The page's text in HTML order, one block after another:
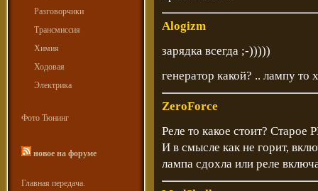
Разговорчики
Трансмиссия
Химия
Ходовая
Электрика
Фото Тюнинг
новое на форуме
Главная передача.
Alogizm
зарядка всегда ;-)))))
генератор какой? .. лампу
ZeroForce
Реле то какое стоит? Старое
И в смысле как не горит,
лампа сдохла или реле